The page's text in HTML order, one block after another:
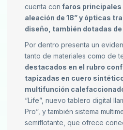
cuenta con faros principales
aleación de 18” y ópticas
diseño, también dotadas de
Por dentro presenta un
tanto de materiales como de
destacados en el rubro
tapizadas en cuero
multifunción
“Life”, nuevo tablero digital
Pro”, y también sistema
semiflotante, que ofrece